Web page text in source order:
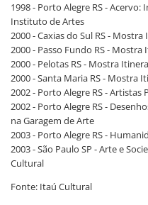
1998 - Porto Alegre RS - Acervo:
Instituto de Artes
2000 - Caxias do Sul RS -
2000 - Passo Fundo RS -
2000 - Pelotas RS - Mostra
2000 - Santa Maria RS - Mostra
2002 - Porto Alegre RS - Artistas
2002 - Porto Alegre RS -
na Garagem de Arte
2003 - Porto Alegre RS -
2003 - São Paulo SP - Arte e
Cultural
Fonte: Itaú Cultural